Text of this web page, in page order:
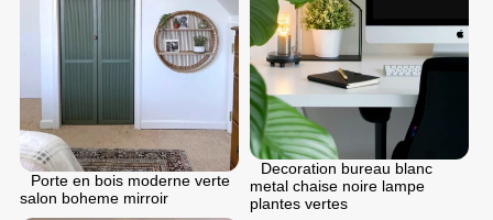
Porte en bois moderne verte
salon boheme mirroir
Decoration bureau blanc
metal chaise noire lampe
plantes vertes